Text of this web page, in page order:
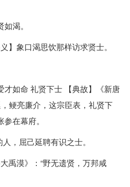
渴。
】象口渴思饮那样访求贤士。
才如命 礼贤下士 【典故】《新唐
鲠亮廉介，这宗臣表，礼贤下
在幕府。
，屈己延聘有识之士。
禹漠》：“野无遗贤，万邦咸